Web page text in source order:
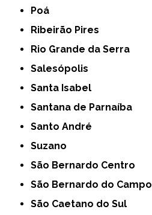
Poá
Ribeirão Pires
Rio Grande da Serra
Salesópolis
Santa Isabel
Santana de Parnaíba
Santo André
Suzano
São Bernardo Centro
São Bernardo do Campo
São Caetano do Sul